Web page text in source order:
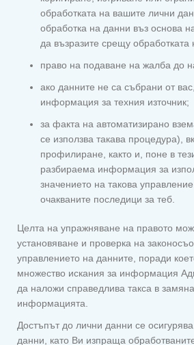
обработката на вашите лични
обработка на данни въз основа
да възразите срещу обработката
право на подаване на жалба до
ако данните не са събрани от
информация за техния източник;
за факта на автоматизирано
се използва такава процедура),
профилиране, както и, поне в
разбираема информация за
значението на такова
очакваните последици за теб.
Целта на упражняване на правото
установяване и проверка на
управлението на данните, поради
множество искания за информация
да наложи справедлива такса в
информацията.
Достъпът до лични данни се
данни, като Ви изпраща